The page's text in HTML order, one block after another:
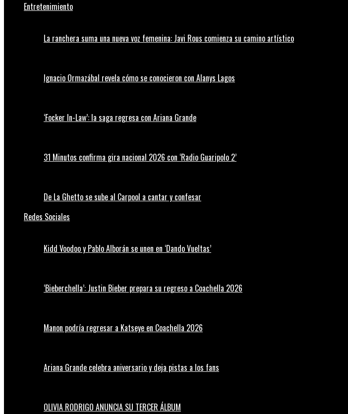
Entretenimiento
La ranchera suma una nueva voz femenina: Javi Rous comienza su camino artístico
Ignacio Ormazábal revela cómo se conocieron con Alanys Lagos
‘Focker In-Law’: la saga regresa con Ariana Grande
31 Minutos confirma gira nacional 2026 con ‘Radio Guaripolo 2’
De La Ghetto se sube al Carpool a cantar y confesar
Redes Sociales
Kidd Voodoo y Pablo Alborán se unen en ‘Dando Vueltas’
‘Bieberchella’: Justin Bieber prepara su regreso a Coachella 2026
Manon podría regresar a Katseye en Coachella 2026
Ariana Grande celebra aniversario y deja pistas a los fans
OLIVIA RODRIGO ANUNCIA SU TERCER ÁLBUM